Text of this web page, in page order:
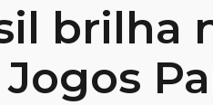
brilha